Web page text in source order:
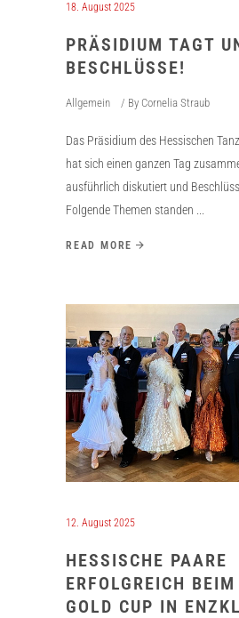
18. August 2025
PRÄSIDIUM TAGT
BESCHLÜSSE!
Allgemein By Cornelia Straub
Das Präsidium des Hessischen
hat sich einen ganzen Tag
ausführlich diskutiert und
Folgende Themen standen
READ MORE
12. August 2025
HESSISCHE PAARE
ERFOLGREICH
GOLD CUP IN